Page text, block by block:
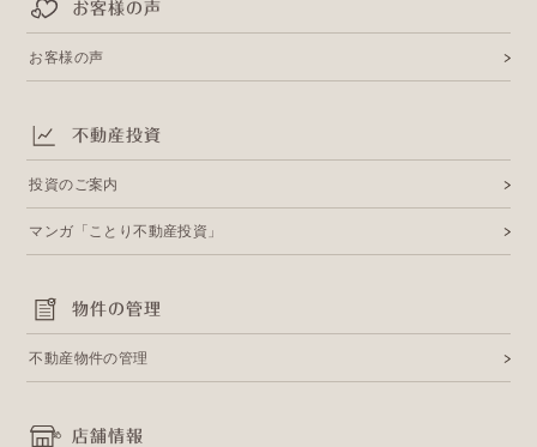
お客様の声
お客様の声
不動産投資
投資のご案内
マンガ「ことり不動産投資」
物件の管理
不動産物件の管理
店舗情報